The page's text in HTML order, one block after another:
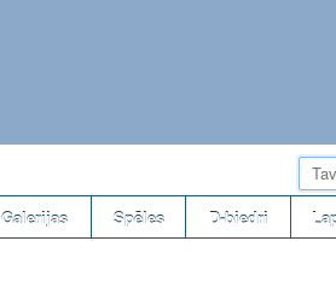
Galerijas Spēles D-biedri